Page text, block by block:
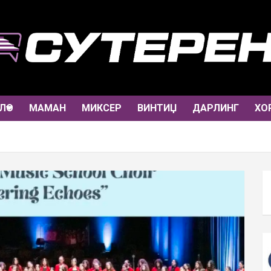
МАМАН МИКСЕР ВИНТИЏ ДАРЛИНГ